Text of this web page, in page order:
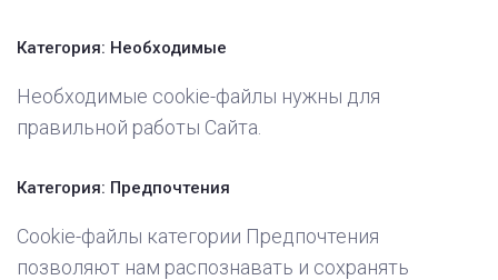
Категория: Необходимые
Необходимые cookie-файлы нужны для
правильной работы Сайта.
Категория: Предпочтения
Cookie-файлы категории Предпочтения
позволяют нам распознавать и сохранять